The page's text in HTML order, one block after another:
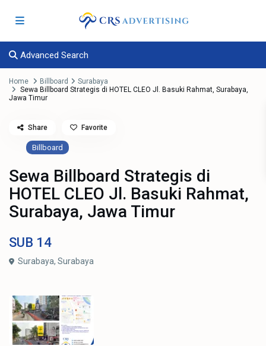
Advanced Search
Home Billboard
Surabaya
Sewa Billboard Strategis di HOTEL CLEO Jl. Basuki Rahmat, Surabaya,
Jawa Timur
Billboard
Sewa Billboard Strategis di
HOTEL CLEO Jl. Basuki Rahmat,
Surabaya, Jawa Timur
SUB 14
Surabaya,Surabaya
Share Favorite